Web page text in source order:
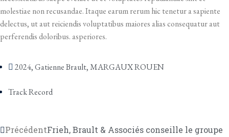
molestiae non recusandae. Itaque earum rerum hic tenetur a sapiente
delectus, ut aut reiciendis voluptatibus maiores alias consequatur aut
perferendis doloribus. asperiores.
2024,Gatienne Brault,MARGAUX ROUEN
Track Record
PrécédentFrieh, Brault & Associés conseille le groupe